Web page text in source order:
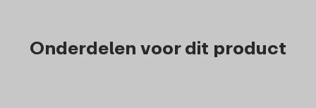
Onderdelen voor dit product